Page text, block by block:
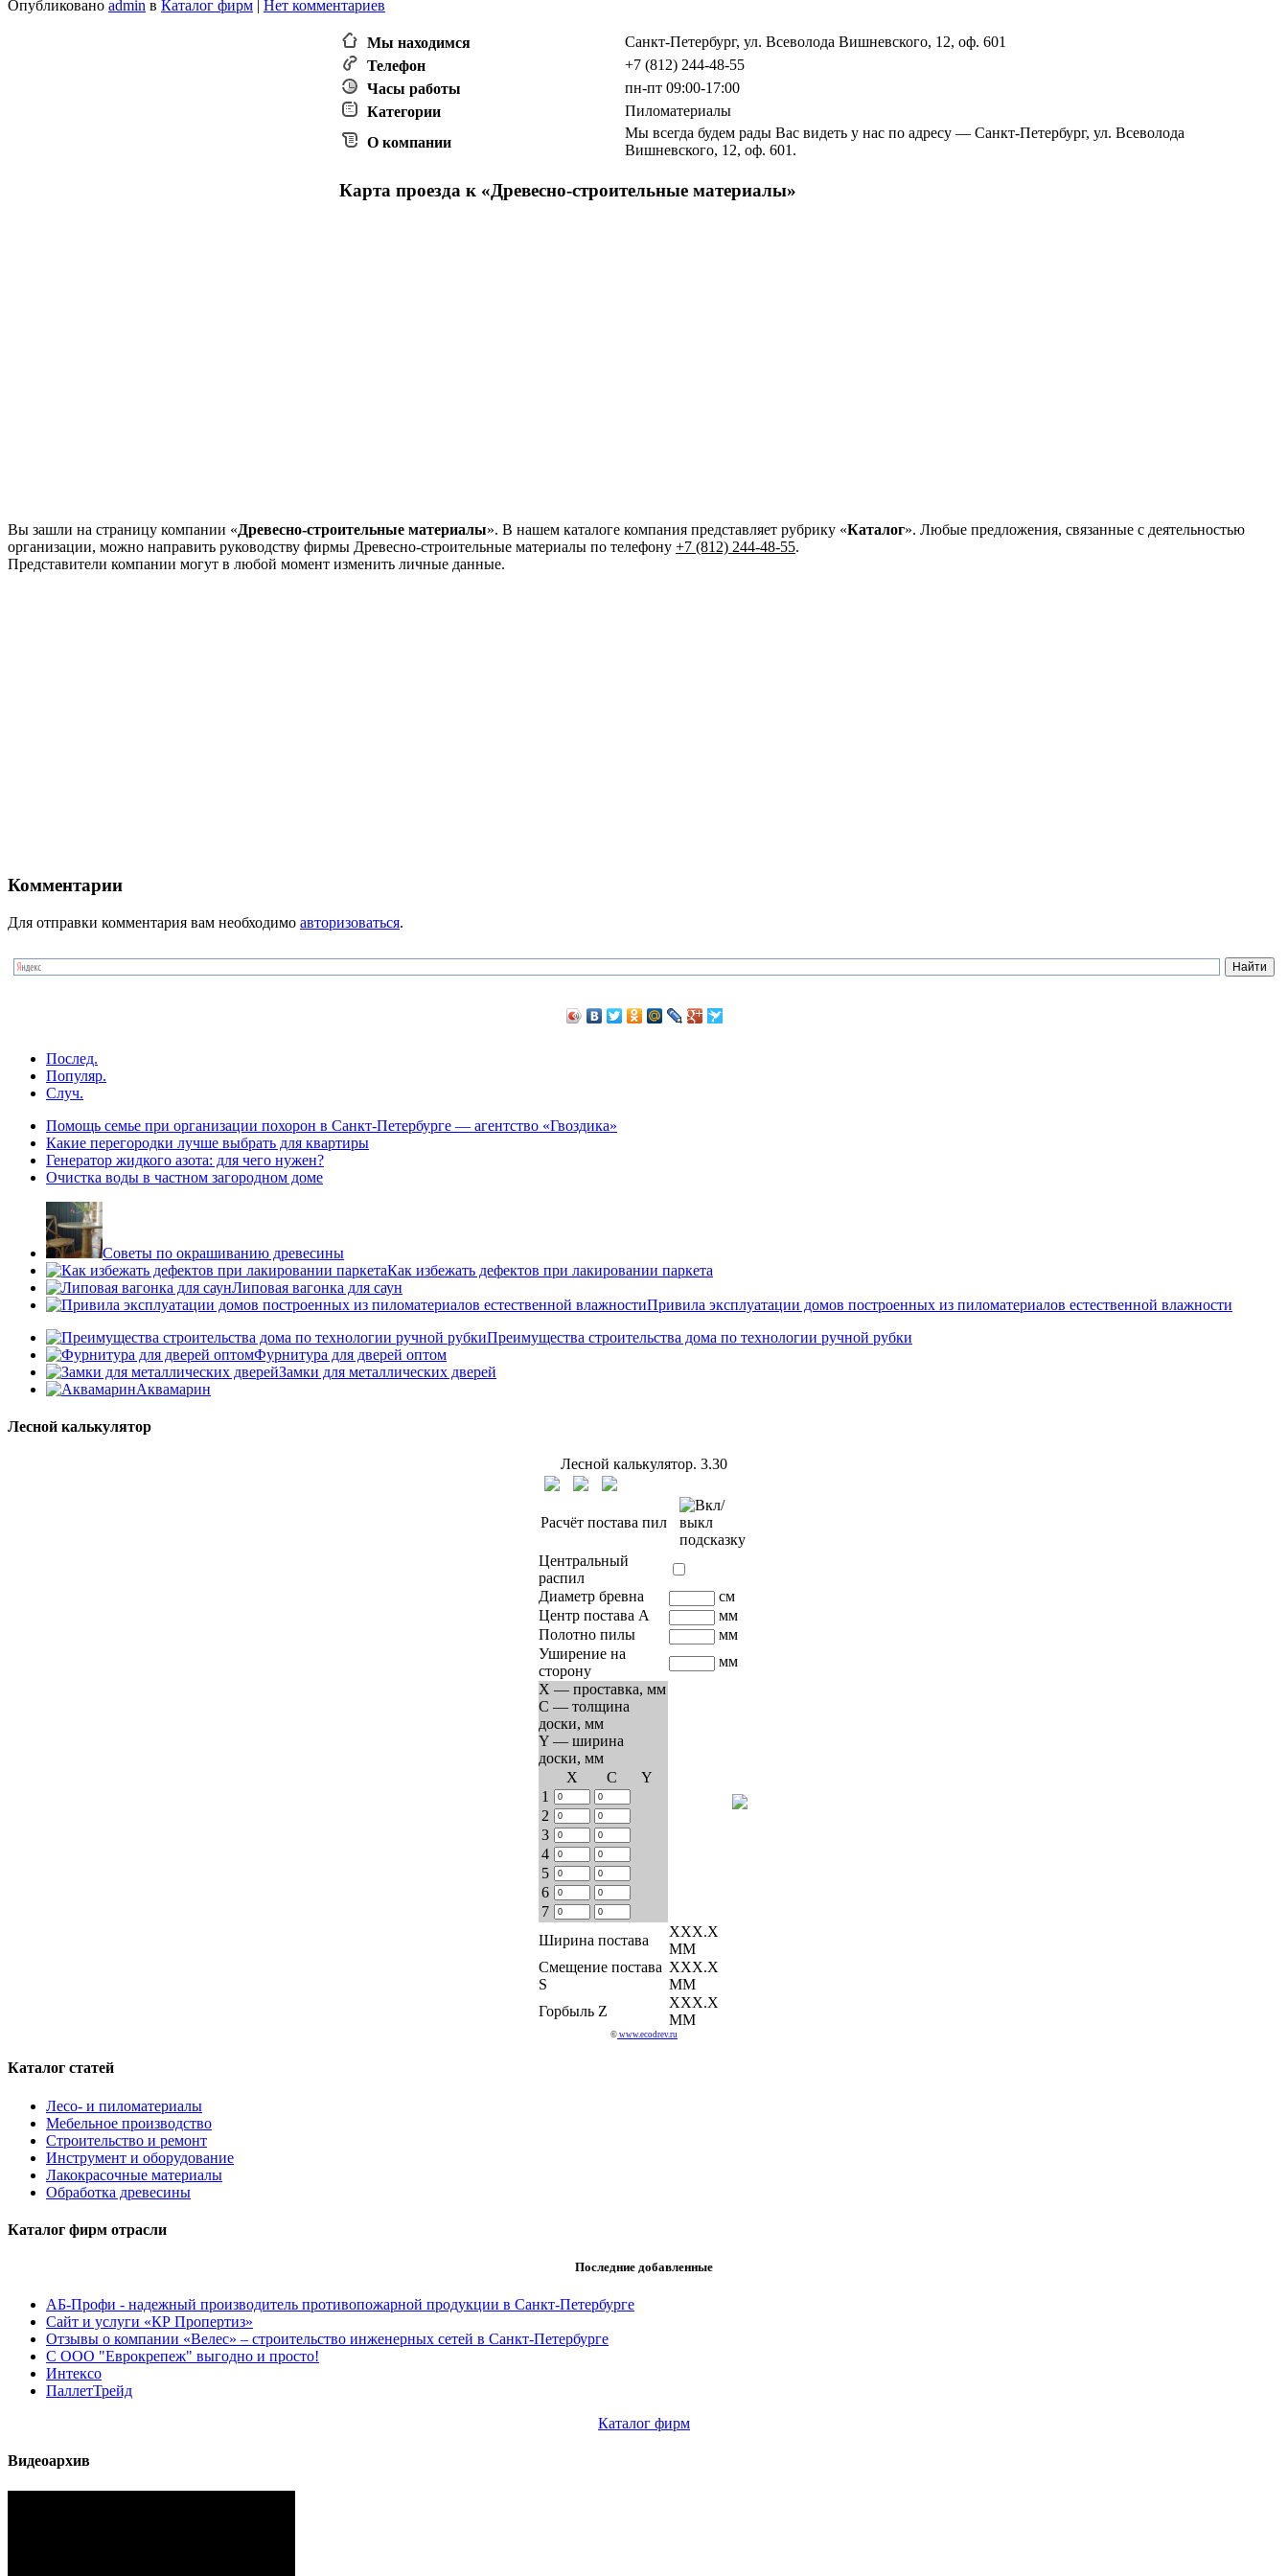
Опубликовано admin в Каталог фирм | Нет комментариев
Мы находимся
Санкт-Петербург, ул. Всеволода Вишневского, 12, оф. 601
Телефон
+7 (812) 244-48-55
Часы работы
пн-пт 09:00-17:00
Категории
Пиломатериалы
О компании
Мы всегда будем рады Вас видеть у нас по адресу — Санкт-Петербург, ул. Всеволода
Вишневского, 12, оф. 601.
Карта проезда к «Древесно-строительные материалы»
Вы зашли на страницу компании «Древесно-строительные материалы». В нашем каталоге компания представляет рубрику «Каталог». Любые предложения, связанные с деятельностью
организации, можно направить руководству фирмы Древесно-строительные материалы по телефону +7 (812) 244-48-55.
Представители компании могут в любой момент изменить личные данные.
Комментарии
Для отправки комментария вам необходимо авторизоваться.
Послед.
Популяр.
Случ.
Помощь семье при организации похорон в Санкт-Петербурге — агентство «Гвоздика»
Какие перегородки лучше выбрать для квартиры
Генератор жидкого азота: для чего нужен?
Очистка воды в частном загородном доме
Советы по окрашиванию древесины
Как избежать дефектов при лакировании паркета
Липовая вагонка для саун
Привила эксплуатации домов построенных из пиломатериалов естественной влажности
Преимущества строительства дома по технологии ручной рубки
Фурнитура для дверей оптом
Замки для металлических дверей
Аквамарин
Лесной калькулятор
Лесной калькулятор. 3.30
Расчёт постава пил
Центральный
распил
Диаметр бревна
см
Центр постава A
мм
Полотно пилы
мм
Уширение на
сторону
мм
X — проставка, мм
C — толщина
доски, мм
Y — ширина
доски, мм
Х
C
Y
1
2
3
4
5
6
7
Ширина постава
ХХХ.Х
ММ
Смещение постава
S
ХХХ.Х
ММ
Горбыль Z
ХХХ.Х
ММ
© www.ecodrev.ru
Каталог статей
Лесо- и пиломатериалы
Мебельное производство
Строительство и ремонт
Инструмент и оборудование
Лакокрасочные материалы
Обработка древесины
Каталог фирм отрасли
Последние добавленные
АБ-Профи - надежный производитель противопожарной продукции в Санкт-Петербурге
Сайт и услуги «КР Пропертиз»
Отзывы о компании «Велес» – строительство инженерных сетей в Санкт-Петербурге
С ООО "Еврокрепеж" выгодно и просто!
Интексо
ПаллетТрейд
Каталог фирм
Видеоархив